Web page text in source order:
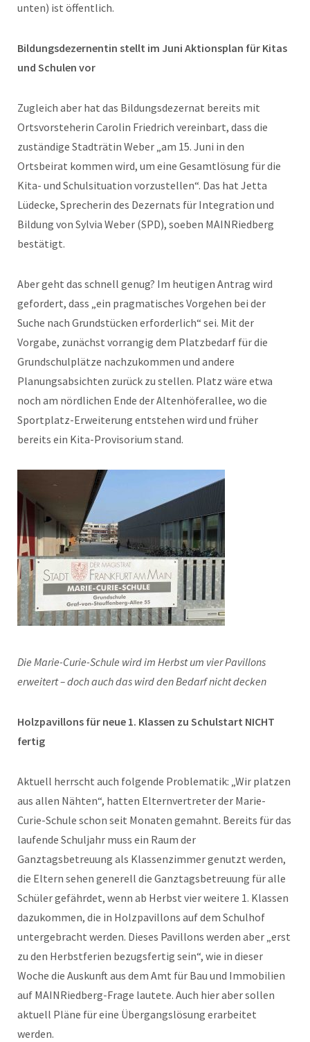
unten) ist öffentlich.
Bildungsdezernentin stellt im Juni Aktionsplan für Kitas
und Schulen vor
Zugleich aber hat das Bildungsdezernat bereits mit
Ortsvorsteherin Carolin Friedrich vereinbart, dass die
zuständige Stadträtin Weber „am 15. Juni in den
Ortsbeirat kommen wird, um eine Gesamtlösung für die
Kita- und Schulsituation vorzustellen“. Das hat Jetta
Lüdecke, Sprecherin des Dezernats für Integration und
Bildung von Sylvia Weber (SPD), soeben MAINRiedberg
bestätigt.
Aber geht das schnell genug? Im heutigen Antrag wird
gefordert, dass „ein pragmatisches Vorgehen bei der
Suche nach Grundstücken erforderlich“ sei. Mit der
Vorgabe, zunächst vorrangig dem Platzbedarf für die
Grundschulplätze nachzukommen und andere
Planungsabsichten zurück zu stellen. Platz wäre etwa
noch am nördlichen Ende der Altenhöferallee, wo die
Sportplatz-Erweiterung entstehen wird und früher
bereits ein Kita-Provisorium stand.
Die Marie-Curie-Schule wird im Herbst um vier Pavillons
erweitert – doch auch das wird den Bedarf nicht decken
Holzpavillons für neue 1. Klassen zu Schulstart NICHT
fertig
Aktuell herrscht auch folgende Problematik: „Wir platzen
aus allen Nähten“, hatten Elternvertreter der Marie-
Curie-Schule schon seit Monaten gemahnt. Bereits für das
laufende Schuljahr muss ein Raum der
Ganztagsbetreuung als Klassenzimmer genutzt werden,
die Eltern sehen generell die Ganztagsbetreuung für alle
Schüler gefährdet, wenn ab Herbst vier weitere 1. Klassen
dazukommen, die in Holzpavillons auf dem Schulhof
untergebracht werden. Dieses Pavillons werden aber „erst
zu den Herbstferien bezugsfertig sein“, wie in dieser
Woche die Auskunft aus dem Amt für Bau und Immobilien
auf MAINRiedberg-Frage lautete. Auch hier aber sollen
aktuell Pläne für eine Übergangslösung erarbeitet
werden.